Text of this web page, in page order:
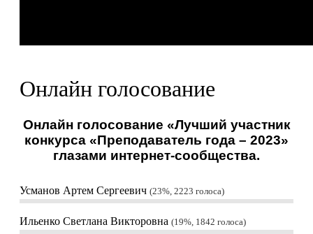
Онлайн голосование
Онлайн голосование «Лучший участник
конкурса «Преподаватель года – 2023»
глазами интернет-сообщества.
Усманов Артем Сергеевич 23%, 2223 голоса
Ильенко Светлана Викторовна 19%, 1842 голоса